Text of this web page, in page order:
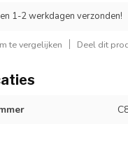
1-2 werkdagen verzonden!
te vergelijken Deel dit